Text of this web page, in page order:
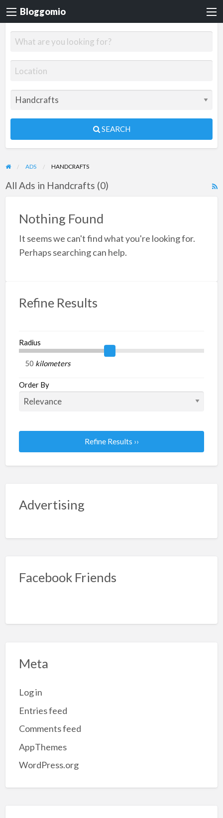
Bloggomio
SEARCH
ADS HANDCRAFTS
All Ads in Handcrafts (0)
Nothing Found
It seems we can't find what you're looking for.
Perhaps searching can help.
Refine Results
Radius
kilometers
Order By
Refine Results ››
Advertising
Facebook Friends
Meta
Log in
Entries feed
Comments feed
AppThemes
WordPress.org